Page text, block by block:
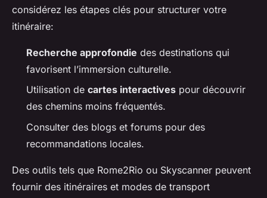
considérez les étapes clés pour structurer votre
itinéraire:
Recherche approfondie des destinations qui
favorisent l’immersion culturelle.
Utilisation de cartes interactives pour découvrir
des chemins moins fréquentés.
Consulter des blogs et forums pour des
recommandations locales.
Des outils tels que Rome2Rio ou Skyscanner peuvent
fournir des itinéraires et modes de transport